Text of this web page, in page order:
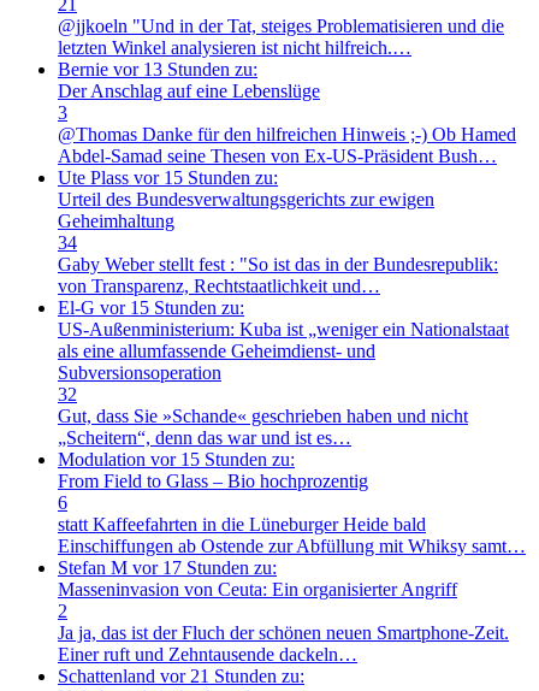
21
@jjkoeln "Und in der Tat, steiges Problematisieren und die
letzten Winkel analysieren ist nicht hilfreich.…
Bernie vor 13 Stunden zu:
Der Anschlag auf eine Lebenslüge
3
@Thomas Danke für den hilfreichen Hinweis ;-) Ob Hamed
Abdel-Samad seine Thesen von Ex-US-Präsident Bush…
Ute Plass vor 15 Stunden zu:
Urteil des Bundesverwaltungsgerichts zur ewigen
Geheimhaltung
34
Gaby Weber stellt fest : "So ist das in der Bundesrepublik:
von Transparenz, Rechtstaatlichkeit und…
El-G vor 15 Stunden zu:
US-Außenministerium: Kuba ist „weniger ein Nationalstaat
als eine allumfassende Geheimdienst- und
Subversionsoperation
32
Gut, dass Sie »Schande« geschrieben haben und nicht
„Scheitern“, denn das war und ist es…
Modulation vor 15 Stunden zu:
From Field to Glass – Bio hochprozentig
6
statt Kaffeefahrten in die Lüneburger Heide bald
Einschiffungen ab Ostende zur Abfüllung mit Whiksy samt…
Stefan M vor 17 Stunden zu:
Masseninvasion von Ceuta: Ein organisierter Angriff
2
Ja ja, das ist der Fluch der schönen neuen Smartphone-Zeit.
Einer ruft und Zehntausende dackeln…
Schattenland vor 21 Stunden zu: